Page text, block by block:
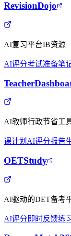
RevisionDojo
AI复习平台IB资源
AI评分考试准备笔
AI教师行政节省工
课计划 AI评分报告
OETStudy
AI驱动的DET备考
AI评分 即时反馈练